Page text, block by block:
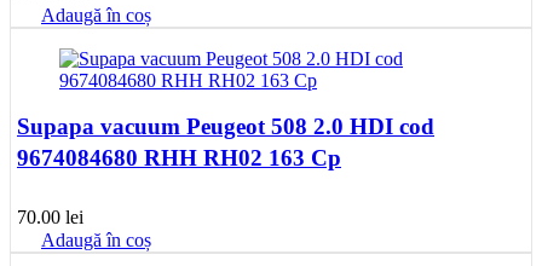
Adaugă în coș
Supapa vacuum Peugeot 508 2.0 HDI cod
9674084680 RHH RH02 163 Cp
70.00 lei
Adaugă în coș